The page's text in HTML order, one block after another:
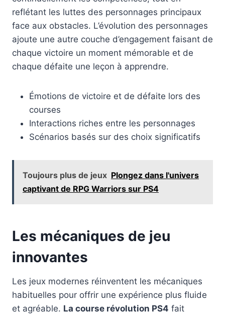
reflétant les luttes des personnages principaux
face aux obstacles. L’évolution des personnages
ajoute une autre couche d’engagement faisant de
chaque victoire un moment mémorable et de
chaque défaite une leçon à apprendre.
Émotions de victoire et de défaite lors des
courses
Interactions riches entre les personnages
Scénarios basés sur des choix significatifs
Toujours plus de jeux Plongez dans l'univers
captivant de RPG Warriors sur PS4
Les mécaniques de jeu
innovantes
Les jeux modernes réinventent les mécaniques
habituelles pour offrir une expérience plus fluide
et agréable. La course révolution PS4 fait